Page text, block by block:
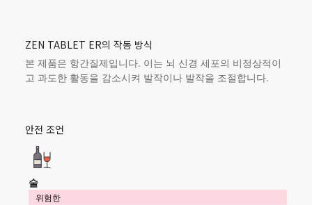
ZEN TABLET ER의 작동 방식
본 제품은 항간질제입니다. 이는 뇌 신경 세포의 비정상적이
고 과도한 활동을 감소시켜 발작이나 발작을 조절합니다.
안전 조언
술
위험한